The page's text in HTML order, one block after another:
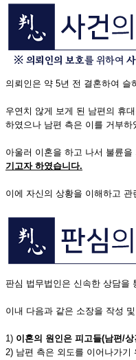
의뢰인은 약 5년 전 결혼하여
우연치 않게 보게 된 남편의 휴
하였으나 남편 측은 이를 거부하
아울러 이혼을 하고 나서 불륜
기고자 하였습니다.
이에 자신의 상황을 이해하고
판심 법무법인은 신속한 상담을
이내 다음과 같은 소장을 작성
1) 이혼의 원인은 피고들(남편/상
2) 남편 측은 외도를 이어나가기